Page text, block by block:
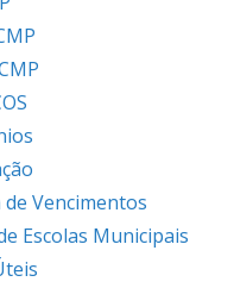
de Vencimentos
Escolas Municipais